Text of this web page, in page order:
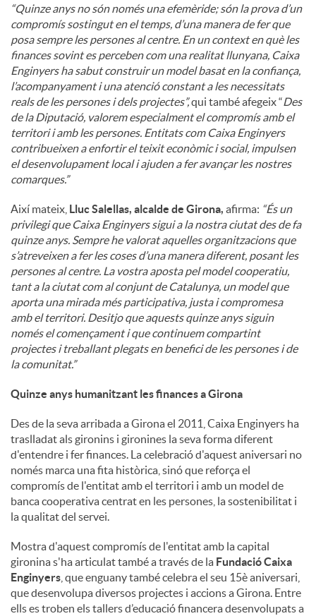
“Quinze anys no són només una efemèride; són la prova d’un
compromís sostingut en el temps, d’una manera de fer que
posa sempre les persones al centre. En un context en què les
finances sovint es perceben com una realitat llunyana, Caixa
Enginyers ha sabut construir un model basat en la confiança,
l’acompanyament i una atenció constant a les necessitats
reals de les persones i dels projectes”,qui també afegeix “Des
de la Diputació, valorem especialment el compromís amb el
territori i amb les persones. Entitats com Caixa Enginyers
contribueixen a enfortir el teixit econòmic i social, impulsen
el desenvolupament local i ajuden a fer avançar les nostres
comarques.”
Així mateix, Lluc Salellas, alcalde de Girona, afirma: “És un
privilegi que Caixa Enginyers sigui a la nostra ciutat des de fa
quinze anys. Sempre he valorat aquelles organitzacions que
s’atreveixen a fer les coses d’una manera diferent, posant les
persones al centre. La vostra aposta pel model cooperatiu,
tant a la ciutat com al conjunt de Catalunya, un model que
aporta una mirada més participativa, justa i compromesa
amb el territori. Desitjo que aquests quinze anys siguin
només el començament i que continuem compartint
projectes i treballant plegats en benefici de les persones i de
la comunitat.”
Quinze anys humanitzant les finances a Girona
Des de la seva arribada a Girona el 2011, Caixa Enginyers ha
traslladat als gironins i gironines la seva forma diferent
d'entendre i fer finances. La celebració d'aquest aniversari no
només marca una fita històrica, sinó que reforça el
compromís de l'entitat amb el territori i amb un model de
banca cooperativa centrat en les persones, la sostenibilitat i
la qualitat del servei.
Mostra d'aquest compromís de l'entitat amb la capital
gironina s'ha articulat també a través de la Fundació Caixa
Enginyers , que enguany també celebra el seu 15è aniversari,
que desenvolupa diversos projectes i accions a Girona. Entre
ells es troben els tallers d’educació financera desenvolupats a